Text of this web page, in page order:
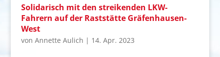
Solidarisch mit den streikenden LKW-
Fahrern auf der Raststätte Gräfenhausen-
West
von Annette Aulich | 14. Apr. 2023